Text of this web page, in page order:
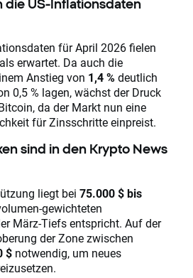
die US-Inflationsdaten
für April 2026 fielen
erwartet. Da auch die
Anstieg von 1,4 %deutlich
0,5 % lagen, wächst der Druck
da der Markt nun eine
für Zinsschritte einpreist.
sind in den Krypto News
liegt bei 75.000 $ bis
gewichteten
März-Tiefs entspricht. Auf der
der Zone zwischen
$ notwendig, um neues